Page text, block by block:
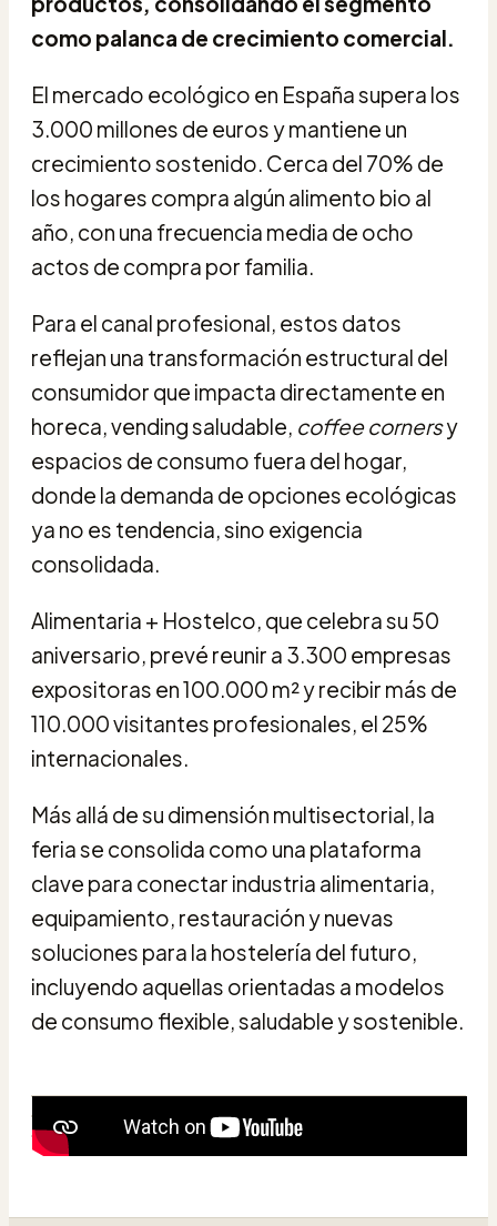
como palanca de crecimiento comercial.
El mercado ecológico en España supera los
3.000 millones de euros y mantiene un
crecimiento sostenido. Cerca del 70% de
los hogares compra algún alimento bio al
año, con una frecuencia media de ocho
actos de compra por familia.
Para el canal profesional, estos datos
reflejan una transformación estructural del
consumidor que impacta directamente en
horeca, vending saludable, coffee cornersy
espacios de consumo fuera del hogar,
donde la demanda de opciones ecológicas
ya no es tendencia, sino exigencia
consolidada.
Alimentaria + Hostelco, que celebra su 50
aniversario, prevé reunir a 3.300 empresas
expositoras en 100.000 m² y recibir más de
110.000 visitantes profesionales, el 25%
internacionales.
Más allá de su dimensión multisectorial, la
feria se consolida como una plataforma
clave para conectar industria alimentaria,
equipamiento, restauración y nuevas
soluciones para la hostelería del futuro,
incluyendo aquellas orientadas a modelos
de consumo flexible, saludable y sostenible.